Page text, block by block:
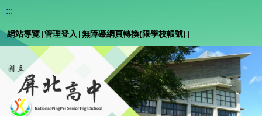
:::
網站導覽|管理登入 |無障礙網頁轉換(限學校帳號) |